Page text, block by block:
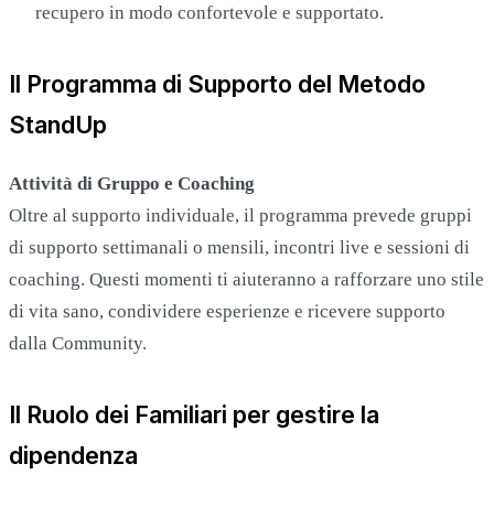
recupero in modo confortevole e supportato.
Il Programma di Supporto del Metodo
StandUp
Attività di Gruppo e Coaching
Oltre al supporto individuale, il programma prevede gruppi
di supporto settimanali o mensili, incontri live e sessioni di
coaching. Questi momenti ti aiuteranno a rafforzare uno stile
di vita sano, condividere esperienze e ricevere supporto
dalla Community.
Il Ruolo dei Familiari per gestire la
dipendenza